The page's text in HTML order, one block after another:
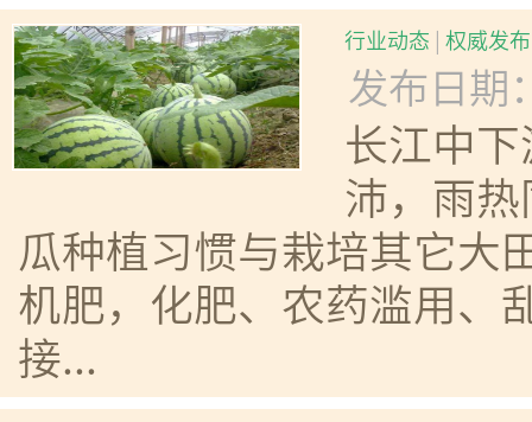
行业动态 | 权威发
发布日期
长江中
沛，雨
瓜种植习惯与栽培其它大
机肥，化肥、农药滥用、
接...